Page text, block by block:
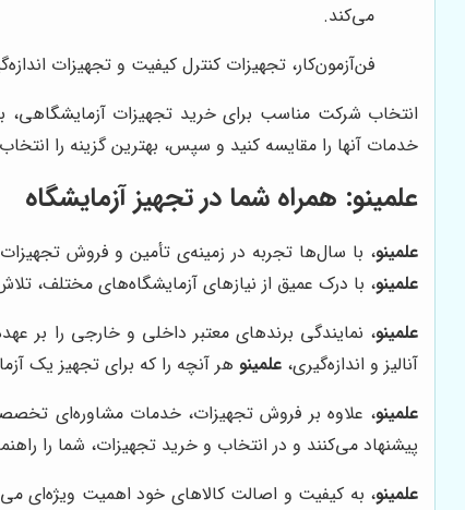
می‌کند.
فن‌آزمون‌کار، تجهیزات کنترل کیفیت و تجهیزات
انتخاب شرکت مناسب برای خرید تجهیزات آزمایشگاهی،
خدمات آنها را مقایسه کنید و سپس، بهترین گزینه را
علمینو: همراه شما در تجهیز آزمایشگاه
علمینو، با سال‌ها تجربه در زمینه‌ی تأمین و فروش
علمینو، با درک عمیق از نیازهای آزمایشگاه‌های مختلف،
علمینو، نمایندگی برندهای معتبر داخلی و خارجی را بر
آنالیز و اندازه‌گیری، علمینوهر آنچه را که برای تجهیز یک
علمینو، علاوه بر فروش تجهیزات، خدمات مشاوره‌ای
پیشنهاد می‌کنند و در انتخاب و خرید تجهیزات، شما را
علمینو، به کیفیت و اصالت کالاهای خود اهمیت ویژه‌ای